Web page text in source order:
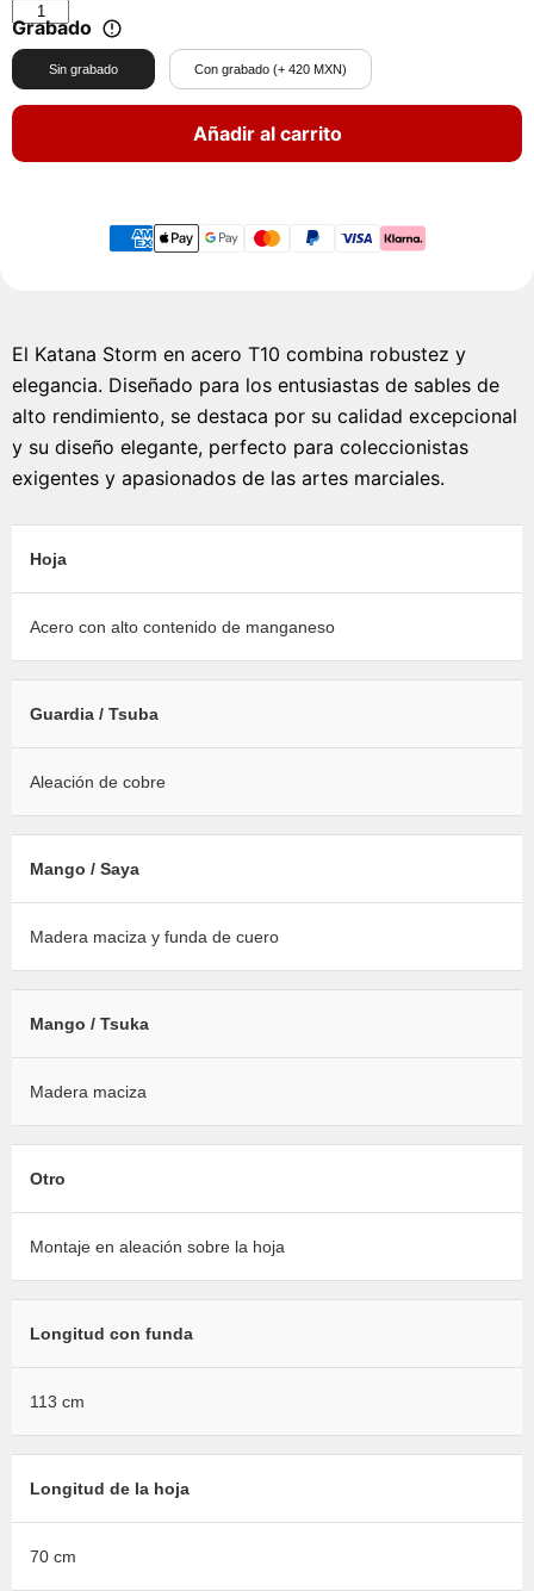
Grabado
Sin grabado Con grabado (+ 420 MXN)
Añadir al carrito
El Katana Storm en acero T10 combina robustez y
elegancia. Diseñado para los entusiastas de sables de
alto rendimiento, se destaca por su calidad excepcional
y su diseño elegante, perfecto para coleccionistas
exigentes y apasionados de las artes marciales.
Hoja
Acero con alto contenido de manganeso
Guardia / Tsuba
Aleación de cobre
Mango / Saya
Madera maciza y funda de cuero
Mango / Tsuka
Madera maciza
Otro
Montaje en aleación sobre la hoja
Longitud con funda
113 cm
Longitud de la hoja
70 cm